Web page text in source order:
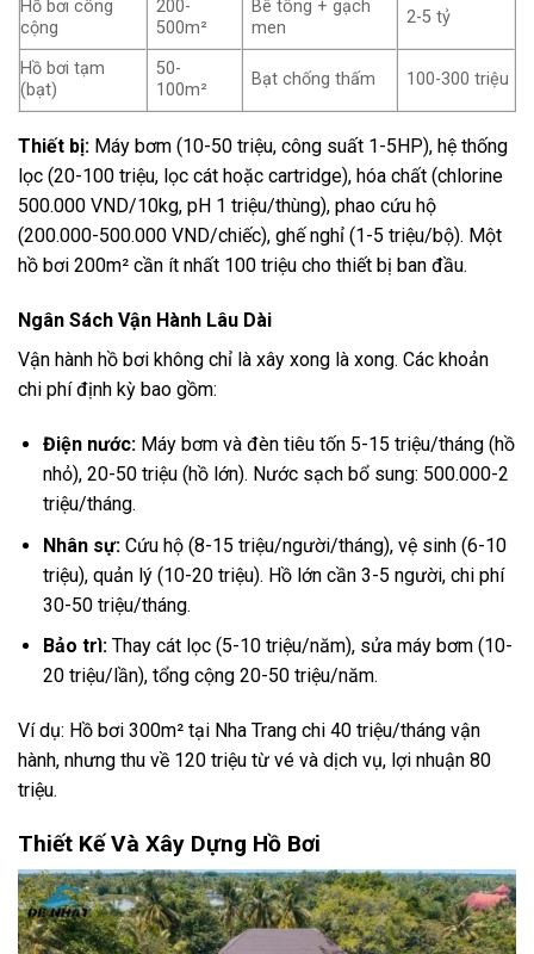
Hồ bơi công
cộng
200-
500m²
Bê tông + gạch
men
2-5 tỷ
Hồ bơi tạm
(bạt)
50-
100m²
Bạt chống thấm 100-300 triệu
Thiết bị: Máy bơm (10-50 triệu, công suất 1-5HP), hệ thống
lọc (20-100 triệu, lọc cát hoặc cartridge), hóa chất (chlorine
500.000 VND/10kg, pH 1 triệu/thùng), phao cứu hộ
(200.000-500.000 VND/chiếc), ghế nghỉ (1-5 triệu/bộ). Một
hồ bơi 200m² cần ít nhất 100 triệu cho thiết bị ban đầu.
Ngân Sách Vận Hành Lâu Dài
Vận hành hồ bơi không chỉ là xây xong là xong. Các khoản
chi phí định kỳ bao gồm:
Điện nước:Máy bơm và đèn tiêu tốn 5-15 triệu/tháng (hồ
nhỏ), 20-50 triệu (hồ lớn). Nước sạch bổ sung: 500.000-2
triệu/tháng.
Nhân sự:Cứu hộ (8-15 triệu/người/tháng), vệ sinh (6-10
triệu), quản lý (10-20 triệu). Hồ lớn cần 3-5 người, chi phí
30-50 triệu/tháng.
Bảo trì:Thay cát lọc (5-10 triệu/năm), sửa máy bơm (10-
20 triệu/lần), tổng cộng 20-50 triệu/năm.
Ví dụ: Hồ bơi 300m² tại Nha Trang chi 40 triệu/tháng vận
hành, nhưng thu về 120 triệu từ vé và dịch vụ, lợi nhuận 80
triệu.
Thiết Kế Và Xây Dựng Hồ Bơi